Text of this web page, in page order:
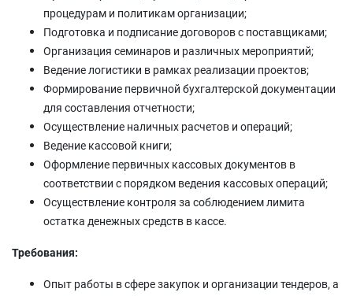
процедурам и политикам организации;
Подготовка и подписание договоров с поставщиками;
Организация семинаров и различных мероприятий;
Ведение логистики в рамках реализации проектов;
Формирование первичной бухгалтерской документации
для составления отчетности;
Осуществление наличных расчетов и операций;
Ведение кассовой книги;
Оформление первичных кассовых документов в
соответствии с порядком ведения кассовых операций;
Осуществление контроля за соблюдением лимита
остатка денежных средств в кассе.
Требования:
Опыт работы в сфере закупок и организации тендеров, а